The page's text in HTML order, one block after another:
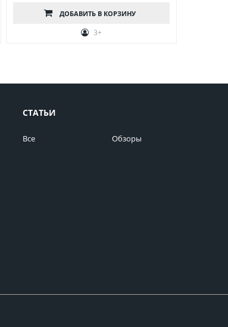
ДОБАВИТЬ В КОРЗИНУ
3+
СТАТЬИ
Все Обзоры